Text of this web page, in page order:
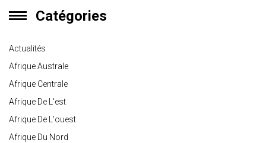
Catégories
Actualités
Afrique Australe
Afrique Centrale
Afrique De L'est
Afrique De L'ouest
Afrique Du Nord